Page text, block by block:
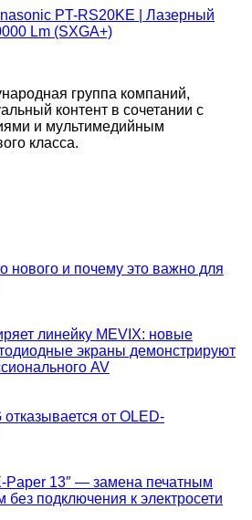
PT-RS20KE | Лазерный
Lm (SXGA+)
группа компаний,
контент в сочетании с
и мультимедийным
класса.
нового и почему это важно для
линейку MEVIX: новые
экраны демонстрируют
AVКомментариев
Panasonic
новые
проекторы
от OLED-
Paper 13″ — замена печатным
без подключения к электросети